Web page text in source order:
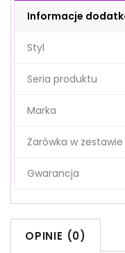
Informacje
Styl
Seria produktu
Marka
Żarówka w zestawie
Gwarancja
OPINIE (0)